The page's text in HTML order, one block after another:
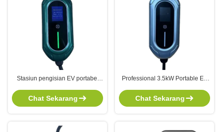
Stasiun pengisian EV portabel
yang dapat disesuaikan dengan
arus dan colokan Schuko untuk
Chat Sekarang
Professional 3.5kW Portable EV
Current dan Type 2/GBT Interface
Chat Sekarang